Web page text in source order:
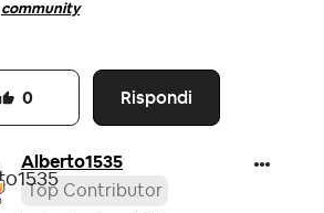
community
Rispondi
0
Alberto1535
Top Contributor